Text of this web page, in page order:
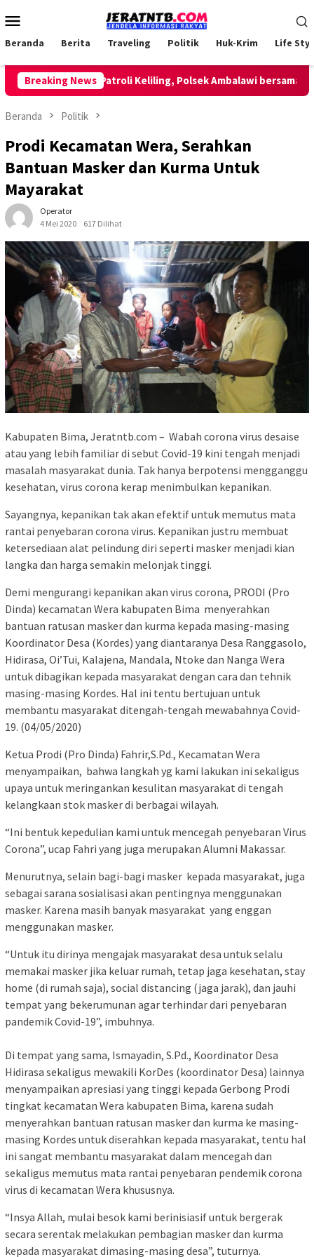
ke
Mobile
Beranda Berita Traveling Politik Huk-Krim Life
Breaking News
Lakukan Patroli Keliling, Polsek Ambalawi bersama TNI dan
Beranda Politik
Prodi Kecamatan Wera, Serahkan
Bantuan Masker dan Kurma Untuk
Mayarakat
Operator
4 Mei 2020
617 Dilihat
Kabupaten Bima, Jeratntb.com – Wabah corona virus desaise
atau yang lebih familiar di sebut Covid-19 kini tengah menjadi
masalah masyarakat dunia. Tak hanya berpotensi mengganggu
kesehatan, virus corona kerap menimbulkan kepanikan.
Sayangnya, kepanikan tak akan efektif untuk memutus mata
rantai penyebaran corona virus. Kepanikan justru membuat
ketersediaan alat pelindung diri seperti masker menjadi kian
langka dan harga semakin melonjak tinggi.
Demi mengurangi kepanikan akan virus corona, PRODI (Pro
Dinda) kecamatan Wera kabupaten Bima menyerahkan
bantuan ratusan masker dan kurma kepada masing-masing
Koordinator Desa (Kordes) yang diantaranya Desa Ranggasolo,
Hidirasa, Oi’Tui, Kalajena, Mandala, Ntoke dan Nanga Wera
untuk dibagikan kepada masyarakat dengan cara dan tehnik
masing-masing Kordes. Hal ini tentu bertujuan untuk
membantu masyarakat ditengah-tengah mewabahnya Covid-
19. (04/05/2020)
Ketua Prodi (Pro Dinda) Fahrir,S.Pd., Kecamatan Wera
menyampaikan, bahwa langkah yg kami lakukan ini sekaligus
upaya untuk meringankan kesulitan masyarakat di tengah
kelangkaan stok masker di berbagai wilayah.
“Ini bentuk kepedulian kami untuk mencegah penyebaran Virus
Corona”, ucap Fahri yang juga merupakan Alumni Makassar.
Menurutnya, selain bagi-bagi masker kepada masyarakat, juga
sebagai sarana sosialisasi akan pentingnya menggunakan
masker. Karena masih banyak masyarakat yang enggan
menggunakan masker.
“Untuk itu dirinya mengajak masyarakat desa untuk selalu
memakai masker jika keluar rumah, tetap jaga kesehatan, stay
home (di rumah saja), social distancing (jaga jarak), dan jauhi
tempat yang bekerumunan agar terhindar dari penyebaran
pandemik Covid-19”, imbuhnya.
Di tempat yang sama, Ismayadin, S.Pd., Koordinator Desa
Hidirasa sekaligus mewakili KorDes (koordinator Desa) lainnya
menyampaikan apresiasi yang tinggi kepada Gerbong Prodi
tingkat kecamatan Wera kabupaten Bima, karena sudah
menyerahkan bantuan ratusan masker dan kurma ke masing-
masing Kordes untuk diserahkan kepada masyarakat, tentu hal
ini sangat membantu masyarakat dalam mencegah dan
sekaligus memutus mata rantai penyebaran pendemik corona
virus di kecamatan Wera khususnya.
“Insya Allah, mulai besok kami berinisiasif untuk bergerak
secara serentak melakukan pembagian masker dan kurma
kepada masyarakat dimasing-masing desa”, tuturnya.